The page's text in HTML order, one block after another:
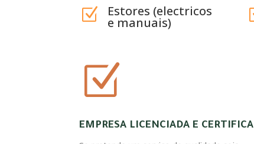
Z Estores (electricos
e manuais)
Z
EMPRESA LICENCIADA E